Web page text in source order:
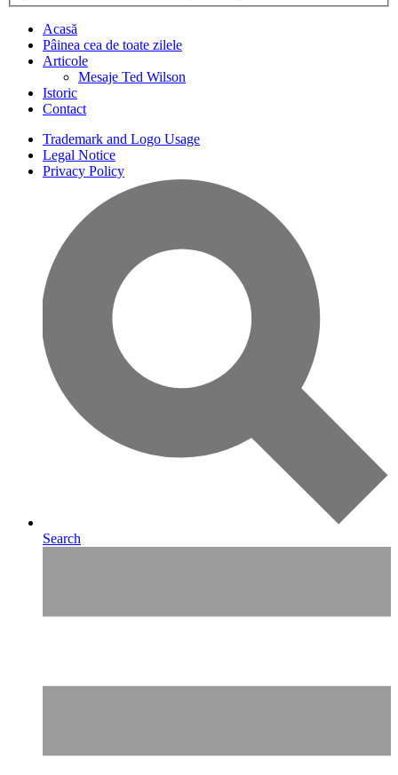
Acasă
Pâinea cea de toate zilele
Articole
Mesaje Ted Wilson
Istoric
Contact
Trademark and Logo Usage
Legal Notice
Privacy Policy
Search